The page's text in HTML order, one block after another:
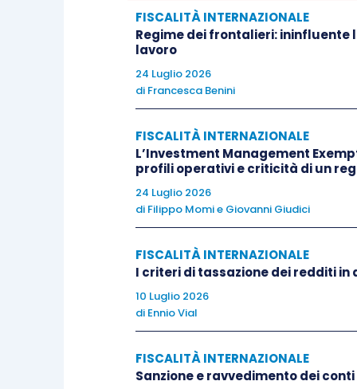
Entrate intende adottare per
compromesso il propriostatusdi
mobilità nazionale
dellemisure di contenimento del Covid
L’Amministrazione Finanziaria, in
In ogni caso, infatti, se un
riferimento alle convenzioni contro le
La pandemia Covid, però,
circa quanto stabilito in
adempimenti delle varie
FISCALITÀ INTERNAZIONALE
Regime dei frontalieri: ininfluente
lavoro
24 Luglio 2026
di Francesca Benini
FISCALITÀ INTERNAZIONALE
L’Investment Management
profili operativi e criticità di un
24 Luglio 2026
di Filippo Momie Giovanni Giudici
FISCALITÀ INTERNAZIONALE
I criteri di tassazione dei redditi
10 Luglio 2026
di Ennio Vial
FISCALITÀ INTERNAZIONALE
Sanzione e ravvedimento dei